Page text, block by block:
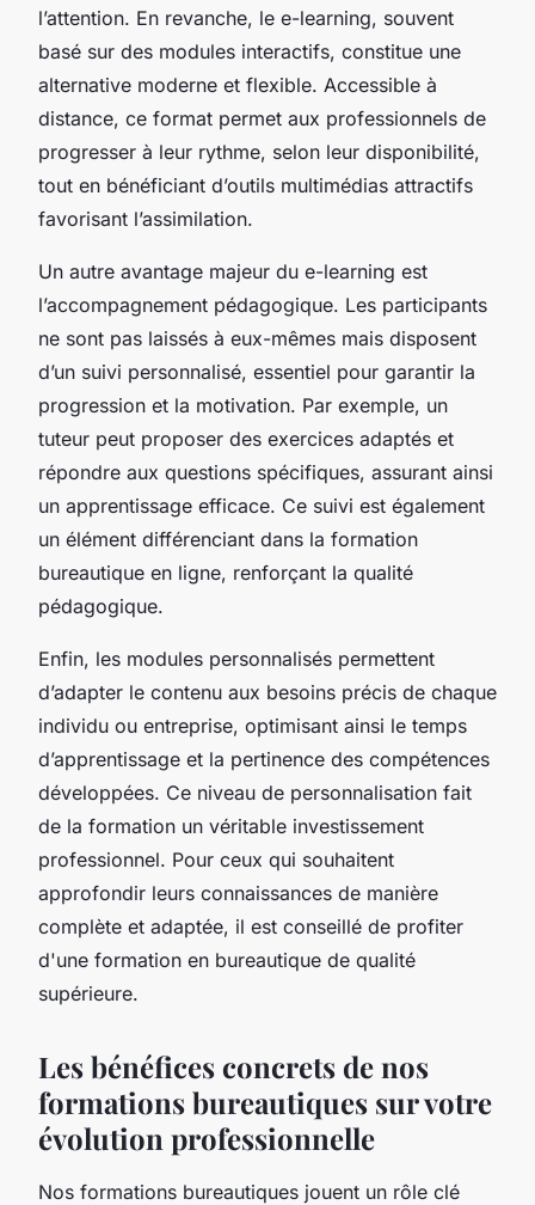
l’attention. En revanche, le e-learning, souvent
basé sur des modules interactifs, constitue une
alternative moderne et flexible. Accessible à
distance, ce format permet aux professionnels de
progresser à leur rythme, selon leur disponibilité,
tout en bénéficiant d’outils multimédias attractifs
favorisant l’assimilation.
Un autre avantage majeur du e-learning est
l’accompagnement pédagogique. Les participants
ne sont pas laissés à eux-mêmes mais disposent
d’un suivi personnalisé, essentiel pour garantir la
progression et la motivation. Par exemple, un
tuteur peut proposer des exercices adaptés et
répondre aux questions spécifiques, assurant ainsi
un apprentissage efficace. Ce suivi est également
un élément différenciant dans la formation
bureautique en ligne, renforçant la qualité
pédagogique.
Enfin, les modules personnalisés permettent
d’adapter le contenu aux besoins précis de chaque
individu ou entreprise, optimisant ainsi le temps
d’apprentissage et la pertinence des compétences
développées. Ce niveau de personnalisation fait
de la formation un véritable investissement
professionnel. Pour ceux qui souhaitent
approfondir leurs connaissances de manière
complète et adaptée, il est conseillé de profiter
d'une formation en bureautique de qualité
supérieure.
Les bénéfices concrets de nos
formations bureautiques sur votre
évolution professionnelle
Nos formations bureautiques jouent un rôle clé